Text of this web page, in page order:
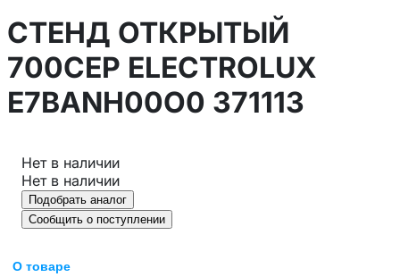
СТЕНД ОТКРЫТЫЙ
700СЕР ELECTROLUX
E7BANH00O0 371113
Нет в наличии
Нет в наличии
Подобрать аналог
Сообщить о поступлении
О товаре